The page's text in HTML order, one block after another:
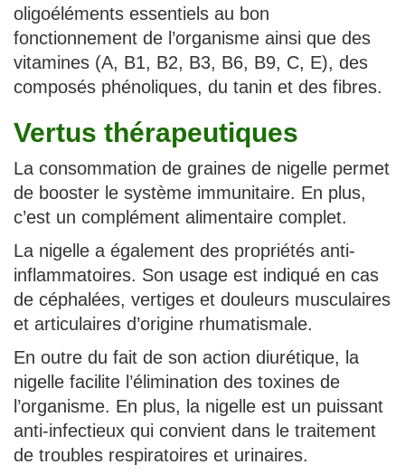
oligoéléments essentiels au bon
fonctionnement de l’organisme ainsi que des
vitamines (A, B1, B2, B3, B6, B9, C, E), des
composés phénoliques, du tanin et des fibres.
Vertus thérapeutiques
La consommation de graines de nigelle permet
de booster le système immunitaire. En plus,
c’est un complément alimentaire complet.
La nigelle a également des propriétés anti-
inflammatoires. Son usage est indiqué en cas
de céphalées, vertiges et douleurs musculaires
et articulaires d’origine rhumatismale.
En outre du fait de son action diurétique, la
nigelle facilite l’élimination des toxines de
l’organisme. En plus, la nigelle est un puissant
anti-infectieux qui convient dans le traitement
de troubles respiratoires et urinaires.